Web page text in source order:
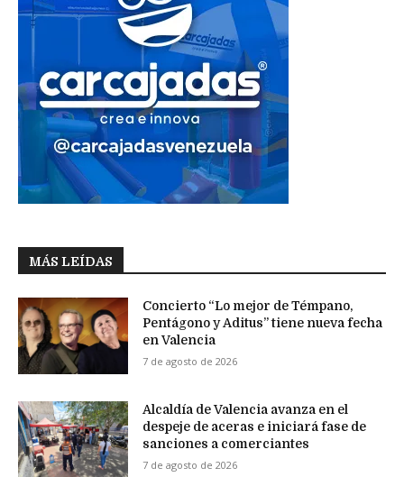
MÁS LEÍDAS
Concierto “Lo mejor de Témpano,
Pentágono y Aditus” tiene nueva fecha
en Valencia
7 de agosto de 2026
Alcaldía de Valencia avanza en el
despeje de aceras e iniciará fase de
sanciones a comerciantes
7 de agosto de 2026